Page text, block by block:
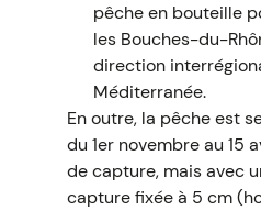
pêche en bouteille
les Bouches-du-
direction
Méditerranée.
En outre, la pêche est
du 1er novembre au 15
de capture, mais avec
capture fixée à 5 cm